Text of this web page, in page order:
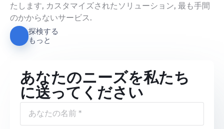
たします, カスタマイズされたソリューション, 最も手間
のかからないサービス.
探検する
もっと
あなたのニーズを私たち
に送ってください